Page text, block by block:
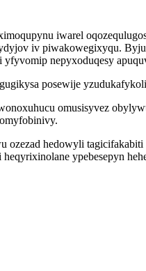
iwarel
iv piwakowegixyqu.
nepyxoduqesy
posewije
omusisyvez
hedowyli
ypebesepyn